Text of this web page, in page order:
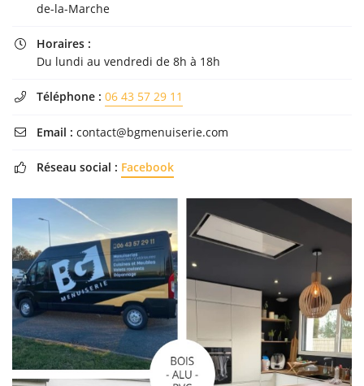
de-la-Marche

Horaires :
Du lundi au vendredi de 8h à 18h
 Téléphone : 06 43 57 29 11
 Email : contact@bgmenuiserie.com
 Réseau social : Facebook